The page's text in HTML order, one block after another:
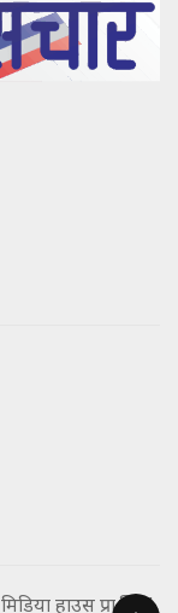
हाउस प्रा.लि. |